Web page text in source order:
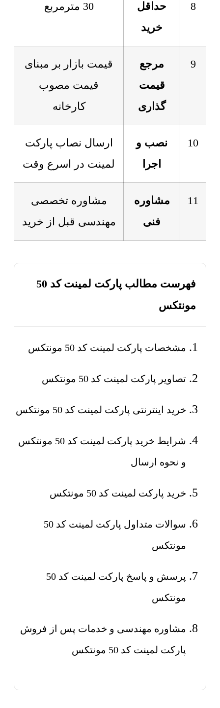
8
حداقل
خرید
30 مترمربع
9
مرجع
قیمت
گذاری
قیمت بازار بر مبنای
قیمت مصوب
کارخانه
10
نصب و
اجرا
ارسال نصاب پارکت
لمینت در اسرع وقت
11
مشاوره
فنی
مشاوره تخصصی
مهندسی قبل از خرید
فهرست مطالب پارکت لمینت کد 50
مونتکس
مشخصات پارکت لمینت کد 50 مونتکس
تصاویر پارکت لمینت کد 50 مونتکس
خرید اینترنتی پارکت لمینت کد 50 مونتکس
شرایط خرید پارکت لمینت کد 50 مونتکس
و نحوه ارسال
خرید پارکت لمینت کد 50 مونتکس
سوالات متداول پارکت لمینت کد 50
مونتکس
پرسش و پاسخ پارکت لمینت کد 50
مونتکس
مشاوره مهندسی و خدمات پس از فروش
پارکت لمینت کد 50 مونتکس